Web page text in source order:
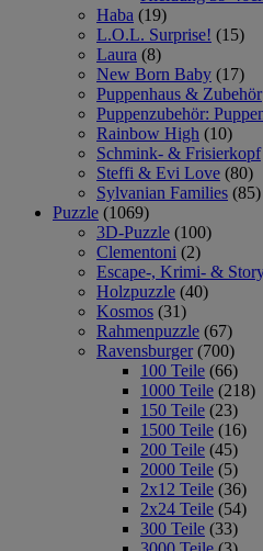
Haba (19)
L.O.L. Surprise! (15)
Laura (8)
New Born Baby (17)
Puppenhaus & Zubehör
Puppenzubehör:
Rainbow High (10)
Schmink- & Frisierkopf
Steffi & Evi Love (80)
Sylvanian Families (85)
Puzzle (1069)
3D-Puzzle (100)
Clementoni (2)
Escape-, Krimi- &
Holzpuzzle (40)
Kosmos (31)
Rahmenpuzzle (67)
Ravensburger (700)
100 Teile (66)
1000 Teile (218)
150 Teile (23)
1500 Teile (16)
200 Teile (45)
2000 Teile (5)
2x12 Teile (36)
2x24 Teile (54)
300 Teile (33)